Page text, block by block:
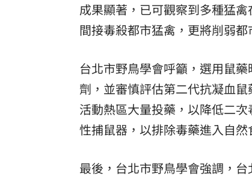
成果顯著，已可觀察到多種猛
間接毒殺都市猛禽，更將削弱
台北市野鳥學會呼籲，選用鼠
劑，並審慎評估第二代抗凝血
活動熱區大量投藥，以降低二
性捕鼠器，以排除毒藥進入自
最後，台北市野鳥學會強調，